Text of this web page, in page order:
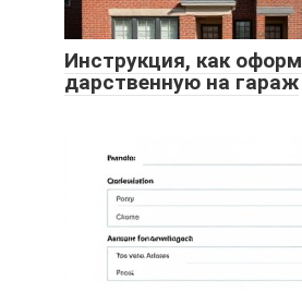
Инструкция, как
дарственную на гараж